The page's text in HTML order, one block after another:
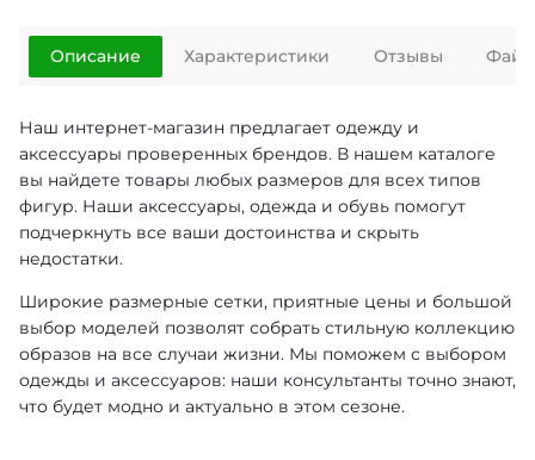
Описание
Наш интернет-магазин предлагает одежду и
аксессуары проверенных брендов. В нашем каталоге
вы найдете товары любых размеров для всех типов
фигур. Наши аксессуары, одежда и обувь помогут
подчеркнуть все ваши достоинства и скрыть
недостатки.
Широкие размерные сетки, приятные цены и большой
выбор моделей позволят собрать стильную коллекцию
образов на все случаи жизни. Мы поможем с выбором
одежды и аксессуаров: наши консультанты точно знают,
что будет модно и актуально в этом сезоне.
Характеристики Отзывы